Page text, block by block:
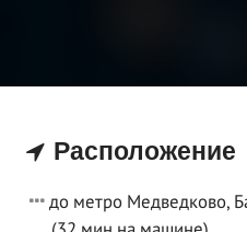
Расположение
до метро Медведково,